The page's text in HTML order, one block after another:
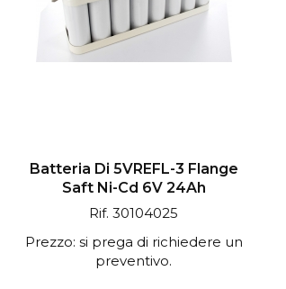
Batteria Di 5VREFL-3 Flange
Saft Ni-Cd 6V 24Ah
Rif. 30104025
Prezzo: si prega di richiedere un
preventivo.